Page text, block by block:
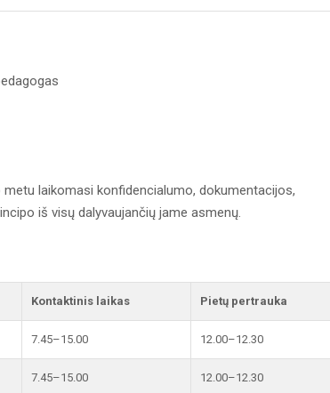
laikomasi konfidencialumo, dokumentacijos,
iš visų dalyvaujančių jame asmenų.
Kontaktinis laikas Pietų pertrauka
7.45–15.00 12.00–12.30
7.45–15.00 12.00–12.30